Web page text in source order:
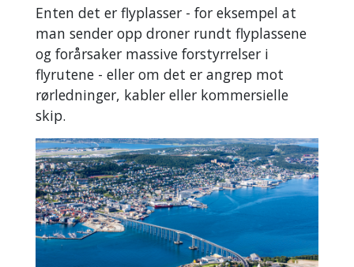
Enten det er flyplasser - for eksempel at
man sender opp droner rundt flyplassene
og forårsaker massive forstyrrelser i
flyrutene - eller om det er angrep mot
rørledninger, kabler eller kommersielle
skip.